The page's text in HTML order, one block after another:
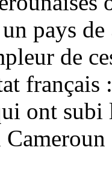
pays
de
ont